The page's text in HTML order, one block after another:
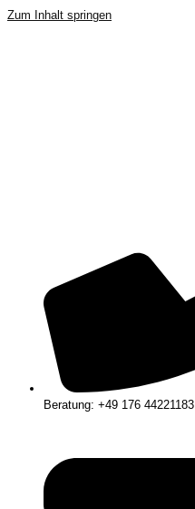
Zum Inhalt springen
Beratung: +49 176 44221183